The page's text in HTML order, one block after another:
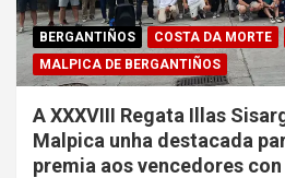
BERGANTIÑOS COSTA DA MORTE
MALPICA DE BERGANTIÑOS
A XXXVIII Regata Illas
Malpica unha destacada
premia aos vencedores